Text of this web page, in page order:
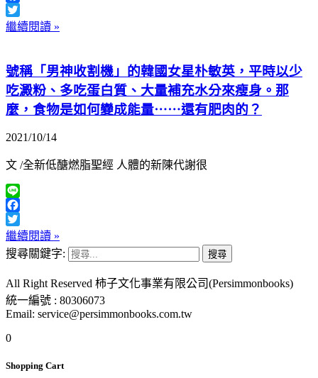
Facebook
Twitter
繼續閱讀 »
號稱「男神收割機」的韓國女星朴敏英，平時以少
吃澱粉、多吃蛋白質、大量補充水分來瘦身。那
麼，食物是如何變成能量⋯⋯還有肥肉的？
2021/10/14
文 /全新低醣燃脂聖經 人體的新陳代謝很
Line
Facebook
Twitter
繼續閱讀 »
搜尋關鍵字:
All Right Reserved 柿子文化事業有限公司(Persimmonbooks)
統一編號 : 80306073
Email: service@persimmonbooks.com.tw
0
Shopping Cart